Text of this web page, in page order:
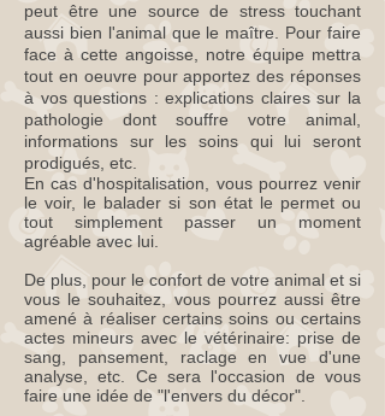
peut être une source de stress touchant
aussi bien l'animal que le maître. Pour faire
face à cette angoisse, notre équipe mettra
tout en oeuvre pour apportez des réponses
à vos questions : explications claires sur la
pathologie dont souffre votre animal,
informations sur les soins qui lui seront
prodigués, etc.
En cas d'hospitalisation, vous pourrez venir
le voir, le balader si son état le permet ou
tout simplement passer un moment
agréable avec lui.
De plus, pour le confort de votre animal et si
vous le souhaitez, vous pourrez aussi être
amené à réaliser certains soins ou certains
actes mineurs avec le vétérinaire: prise de
sang, pansement, raclage en vue d'une
analyse, etc. Ce sera l'occasion de vous
faire une idée de "l'envers du décor".